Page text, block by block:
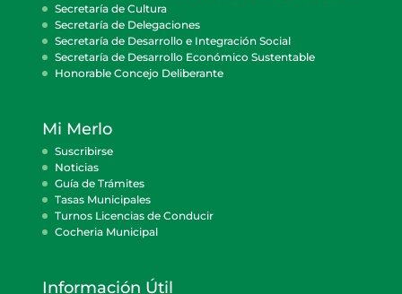
Secretaría de Cultura
Secretaría de Delegaciones
Secretaría de Desarrollo e Integración Social
Secretaría de Desarrollo Económico Sustentable
Honorable Concejo Deliberante
Mi Merlo
Suscribirse
Noticias
Guía de Trámites
Tasas Municipales
Turnos Licencias de Conducir
Cocheria Municipal
Información Útil